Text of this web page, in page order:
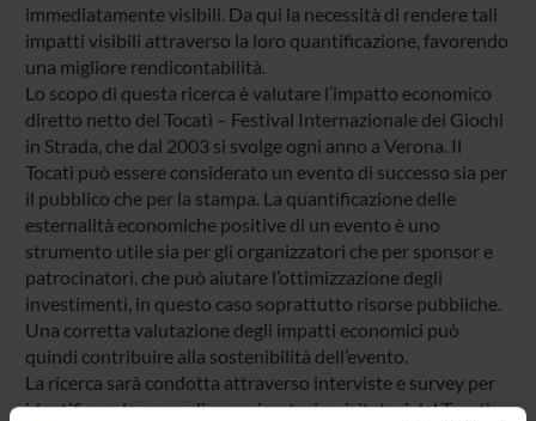
immediatamente visibili. Da qui la necessità di rendere tali
impatti visibili attraverso la loro quantificazione, favorendo
una migliore rendicontabilità.
Lo scopo di questa ricerca è valutare l’impatto economico
diretto netto del Tocatì – Festival Internazionale dei Giochi
in Strada, che dal 2003 si svolge ogni anno a Verona. Il
Tocatì può essere considerato un evento di successo sia per
il pubblico che per la stampa. La quantificazione delle
esternalità economiche positive di un evento è uno
strumento utile sia per gli organizzatori che per sponsor e
patrocinatori, che può aiutare l’ottimizzazione degli
investimenti, in questo caso soprattutto risorse pubbliche.
Una corretta valutazione degli impatti economici può
quindi contribuire alla sostenibilità dell’evento.
La ricerca sarà condotta attraverso interviste e survey per
identificare le spese di organizzatori e visitatori del Tocatì